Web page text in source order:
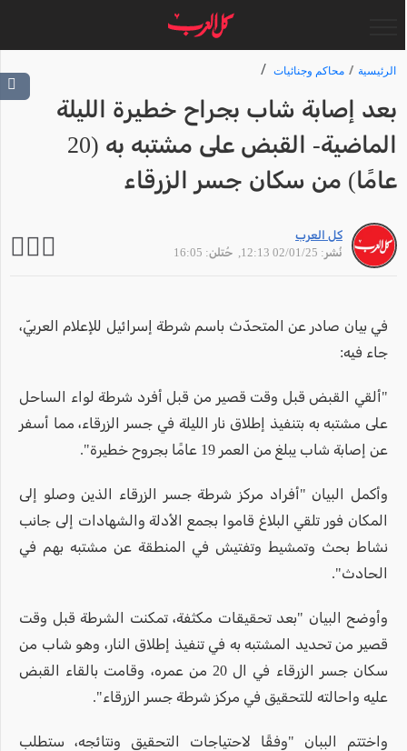
الرئيسية محاكم وجنائيات
بعد إصابة شاب بجراح خطيرة الليلة
الماضية- القبض على مشتبه به (20
عامًا) من سكان جسر الزرقاء
كل العرب
نُشر: 02/01/25 12:13
, حُتلن: 16:05
في بيان صادر عن المتحدّث باسم شرطة إسرائيل للإعلام العربيّ،
جاء فيه:
"ألقي القبض قبل وقت قصير من قبل أفرد شرطة لواء الساحل
على مشتبه به بتنفيذ إطلاق نار الليلة في جسر الزرقاء، مما أسفر
عن إصابة شاب يبلغ من العمر 19 عامًا بجروح خطيرة".
وأكمل البيان "أفراد مركز شرطة جسر الزرقاء الذين وصلو إلى
المكان فور تلقي البلاغ قاموا بجمع الأدلة والشهادات إلى جانب
نشاط بحث وتمشيط وتفتيش في المنطقة عن مشتبه بهم في
الحادث".
وأوضح البيان "بعد تحقيقات مكثفة، تمكنت الشرطة قبل وقت
قصير من تحديد المشتبه به في تنفيذ إطلاق النار، وهو شاب من
سكان جسر الزرقاء في ال 20 من عمره، وقامت بالقاء القبض
عليه واحالته للتحقيق في مركز شرطة جسر الزرقاء".
واختتم الببان "وفقًا لاحتياجات التحقيق ونتائجه، ستطلب